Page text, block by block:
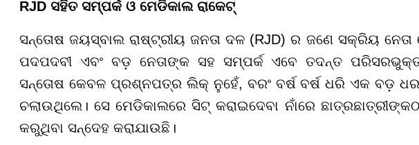
RJD ସହିତ ସମ୍ପର୍କ ଓ ମେଡିକାଲ ରାକେଟ୍‌
ସନ୍ତୋଷ ଜୟସ୍ବାଲ ରାଷ୍ଟ୍ରୀୟ ଜନତା ଦଳ (RJD) ର ଜଣେ ସକ୍ରିୟ
ପଦପଦବୀ ଏବଂ ବଡ଼ ନେତାଙ୍କ ସହ ସମ୍ପର୍କ ଏବେ ତଦନ୍ତ
ସନ୍ତୋଷ କେବଳ ପ୍ରଶ୍ନପତ୍ର ଲିକ୍ ନୁହେଁ, ବରଂ ବର୍ଷ ବର୍ଷ ଧରି ଏକ ବଡ଼
ଚଲାଉଥିଲେ। ସେ ମେଡିକାଲରେ ସିଟ୍ କରାଇଦେବା ନାଁରେ
କରୁଥିବା ସନ୍ଦେହ କରାଯାଉଛି।